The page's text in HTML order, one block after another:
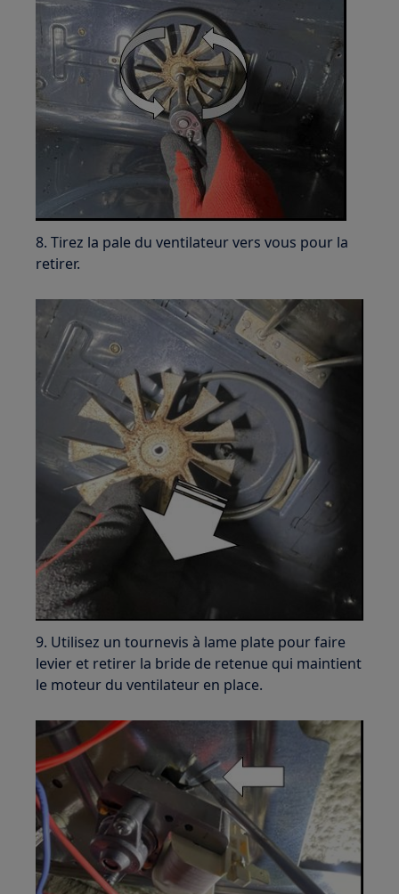
8. Tirez la pale du ventilateur vers vous pour la
retirer.
9. Utilisez un tournevis à lame plate pour faire
levier et retirer la bride de retenue qui maintient
le moteur du ventilateur en place.